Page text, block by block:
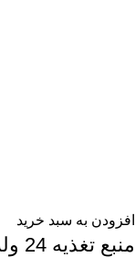
افزودن به سبد خرید